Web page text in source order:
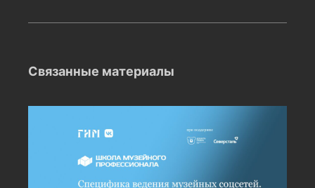
Связанные материалы